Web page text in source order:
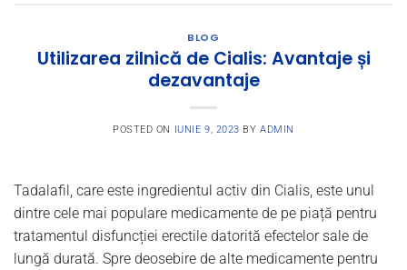
BLOG
Utilizarea zilnică de Cialis: Avantaje și
dezavantaje
POSTED ON IUNIE 9, 2023 BYADMIN
Tadalafil, care este ingredientul activ din Cialis, este unul
dintre cele mai populare medicamente de pe piață pentru
tratamentul disfuncției erectile datorită efectelor sale de
lungă durată. Spre deosebire de alte medicamente pentru